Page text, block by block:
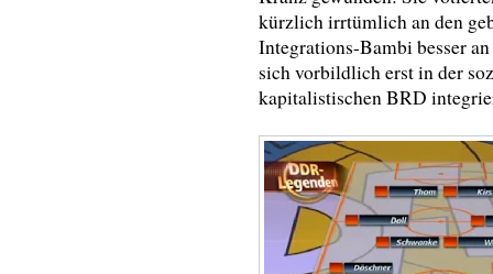
kürzlich irrtümlich an den
Integrations-Bambi besser
sich vorbildlich erst in der
kapitalistischen BRD